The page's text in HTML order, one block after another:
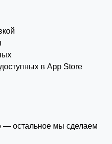
в App Store
— остальное мы сделаем